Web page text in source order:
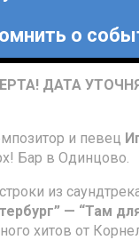
о
ДАТА
и певец
Бар в Одинцово.
из
— “Там
хитов от